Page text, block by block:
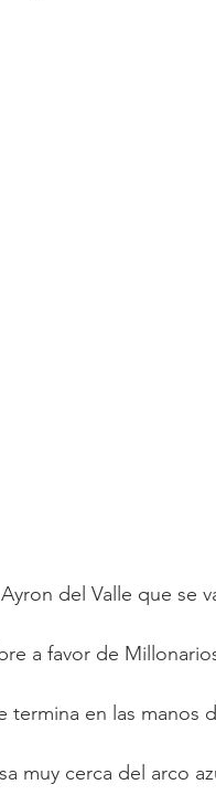
del Valle que se
a favor de
termina en las manos
muy cerca del arco